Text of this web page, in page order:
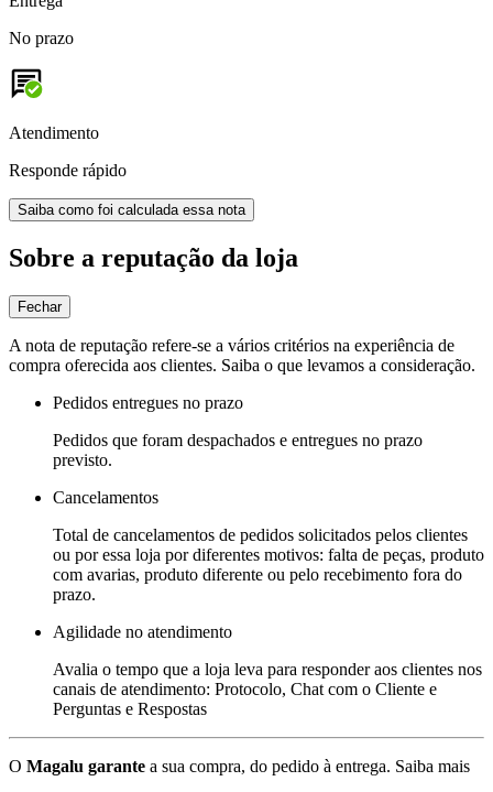
No prazo
Atendimento
Responde rápido
Saiba como foi calculada essa nota
Sobre a reputação da loja
Fechar
A nota de reputação refere-se a vários critérios na experiência de
compra oferecida aos clientes. Saiba o que levamos a consideração.
Pedidos entregues no prazo
Pedidos que foram despachados e entregues no prazo
previsto.
Cancelamentos
Total de cancelamentos de pedidos solicitados pelos clientes
ou por essa loja por diferentes motivos: falta de peças, produto
com avarias, produto diferente ou pelo recebimento fora do
prazo.
Agilidade no atendimento
Avalia o tempo que a loja leva para responder aos clientes nos
canais de atendimento: Protocolo, Chat com o Cliente e
Perguntas e Respostas
O Magalu garante a sua compra, do pedido à entrega. Saiba mais